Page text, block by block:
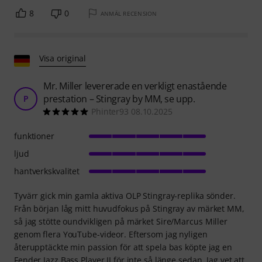
8 0 ANMÄL RECENSION
Visa original
P
Mr. Miller levererade en verkligt enastående
prestation – Stingray by MM, se upp.
Phinter93 08.10.2025
Tyvärr gick min gamla aktiva OLP Stingray-replika sönder.
Från början låg mitt huvudfokus på Stingray av märket MM,
så jag stötte oundvikligen på märket Sire/Marcus Miller
genom flera YouTube-videor. Eftersom jag nyligen
återupptäckte min passion för att spela bas köpte jag en
Fender Jazz Bass Player II för inte så länge sedan. Jag vet att
funktioner
ljud
hantverkskvalitet